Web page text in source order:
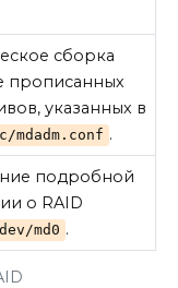
сборка
прописанных
указанных в
mdadm.conf .
подробной
о RAID
md0 .